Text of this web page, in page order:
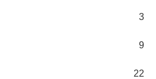
3
9
22